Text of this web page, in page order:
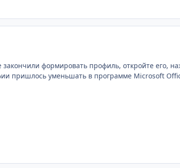
формировать профиль, откройте его,
пришлось уменьшать в программе Microsoft